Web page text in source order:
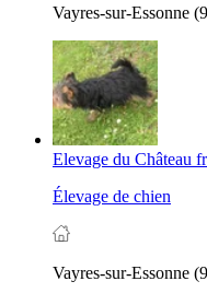
Vayres-sur-Essonne
Elevage du Château
Élevage de chien
Vayres-sur-Essonne